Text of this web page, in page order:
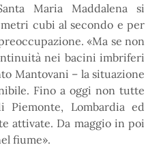
Maria Maddalena si
cubi al secondo e per
«Ma se non
nei bacini imbriferi
Mantovani – la situazione
Fino a oggi non tutte
Lombardia ed
attivate. Da maggio in poi
fiume».